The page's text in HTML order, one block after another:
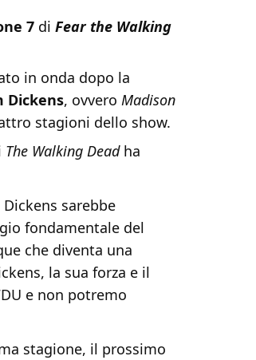
7 di Fear the Walking
in onda dopo la
Dickens, ovvero Madison
stagioni dello show.
The Walking Deadha
sarebbe
fondamentale del
che diventa una
la sua forza e il
e non potremo
stagione, il prossimo